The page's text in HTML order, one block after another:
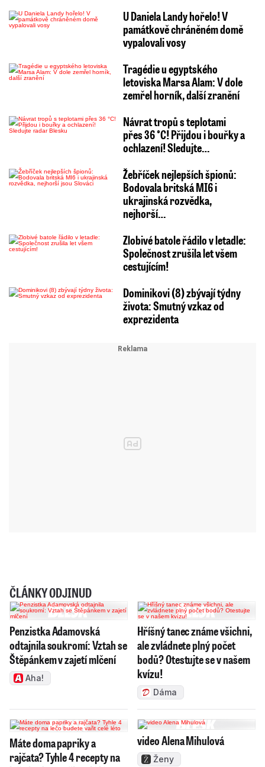
U Daniela Landy hořelo! V
památkově chráněném domě
vypalovali vosy
Tragédie u egyptského
letoviska Marsa Alam: V dole
zemřel horník, další zranění
Návrat tropů s teplotami
přes 36 °C! Přijdou i bouřky a
ochlazení! Sledujte…
Žebříček nejlepších špionů:
Bodovala britská MI6 i
ukrajinská rozvědka,
nejhorší…
Zlobivé batole řádilo v letadle:
Společnost zrušila let všem
cestujícím!
Dominikovi (8) zbývají týdny
života: Smutný vzkaz od
exprezidenta
ČLÁNKY ODJINUD
Penzistka Adamovská
odtajnila soukromí: Vztah se
Štěpánkem v zajetí mlčení
Aha!
Hříšný tanec známe všichni,
ale zvládnete plný počet
bodů? Otestujte se v našem
kvízu!
Dáma
Máte doma papriky a
rajčata? Tyhle 4 recepty na
video Alena Mihulová
Ženy